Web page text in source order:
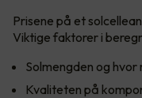
Prisene på et
Viktige faktorer i
Solmengden og
Kvaliteten på